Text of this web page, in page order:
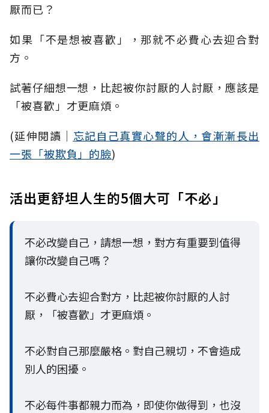
厭而已？
如果「不是想被喜歡」，那就不必費心去迎合對
方。
試著仔細想一想，比起被你討厭的人討厭，應該是
「被喜歡」才更麻煩。
(延伸閱讀│ 忘記自己真實心聲的人，會漸漸長出
一張「被欺負」的臉)
活出更舒坦人生的5個大可「不必」
不必改變自己，請想一想，對方有重要到值得
讓你改變自己嗎？
不必費心去迎合對方，比起被你討厭的人討
厭，「被喜歡」才更麻煩。
不必對自己那麼嚴格。對自己親切，不會造成
別人的困擾。
不必每件事都親力而為，即使你做得到，也沒